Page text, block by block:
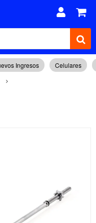
Ingresos Celulares